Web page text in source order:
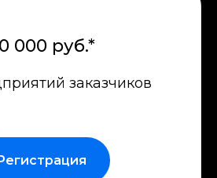
000 руб.*
заказчиков